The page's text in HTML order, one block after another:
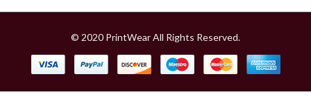
© 2020 PrintWear All Rights Reserved.